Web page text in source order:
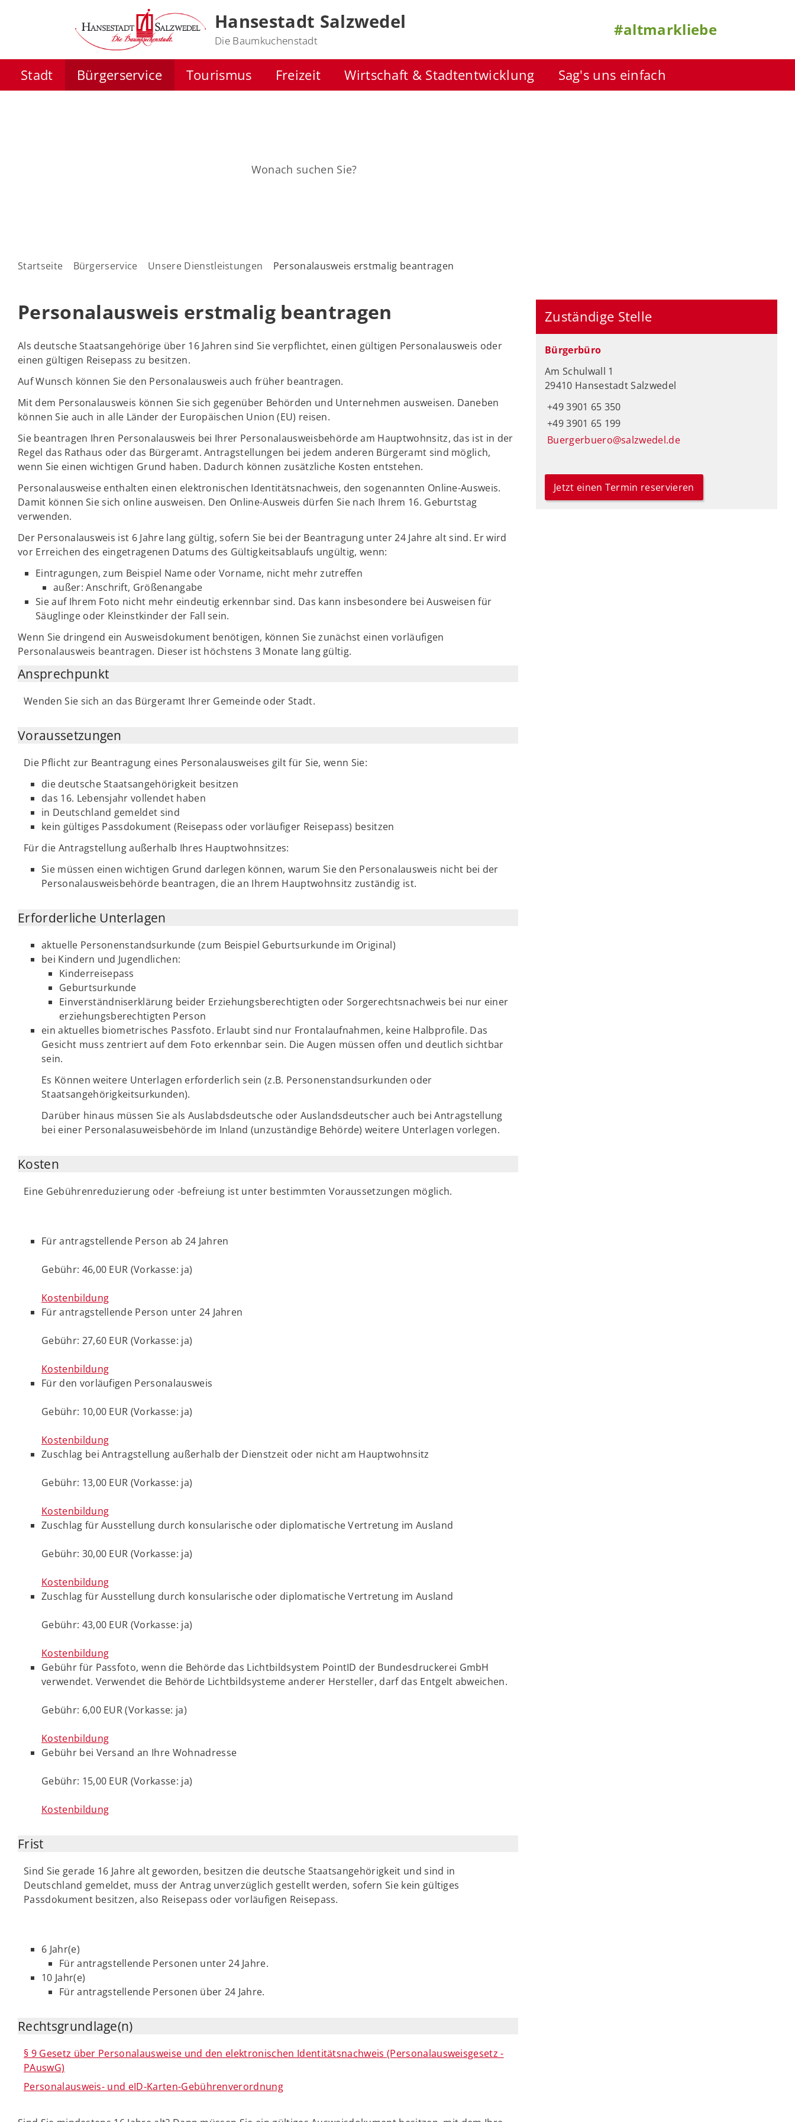
Hansestadt Salzwedel
Die Baumkuchenstadt
#altmarkliebe
Stadt Bürgerservice Tourismus Freizeit Wirtschaft & Stadtentwicklung Sag's uns einfach
Startseite Bürgerservice Unsere Dienstleistungen Personalausweis erstmalig beantragen
Personalausweis erstmalig beantragen
Als deutsche Staatsangehörige über 16 Jahren sind Sie verpflichtet, einen gültigen Personalausweis oder
einen gültigen Reisepass zu besitzen.
Auf Wunsch können Sie den Personalausweis auch früher beantragen.
Mit dem Personalausweis können Sie sich gegenüber Behörden und Unternehmen ausweisen. Daneben
können Sie auch in alle Länder der Europäischen Union (EU) reisen.
Sie beantragen Ihren Personalausweis bei Ihrer Personalausweisbehörde am Hauptwohnsitz, das ist in der
Regel das Rathaus oder das Bürgeramt. Antragstellungen bei jedem anderen Bürgeramt sind möglich,
wenn Sie einen wichtigen Grund haben. Dadurch können zusätzliche Kosten entstehen.
Personalausweise enthalten einen elektronischen Identitätsnachweis, den sogenannten Online-Ausweis.
Damit können Sie sich online ausweisen. Den Online-Ausweis dürfen Sie nach Ihrem 16. Geburtstag
verwenden.
Der Personalausweis ist 6 Jahre lang gültig, sofern Sie bei der Beantragung unter 24 Jahre alt sind. Er wird
vor Erreichen des eingetragenen Datums des Gültigkeitsablaufs ungültig, wenn:
Eintragungen, zum Beispiel Name oder Vorname, nicht mehr zutreffen
außer: Anschrift, Größenangabe
Sie auf Ihrem Foto nicht mehr eindeutig erkennbar sind. Das kann insbesondere bei Ausweisen für
Säuglinge oder Kleinstkinder der Fall sein.
Wenn Sie dringend ein Ausweisdokument benötigen, können Sie zunächst einen vorläufigen
Personalausweis beantragen. Dieser ist höchstens 3 Monate lang gültig.
Ansprechpunkt
Wenden Sie sich an das Bürgeramt Ihrer Gemeinde oder Stadt.
Voraussetzungen
Die Pflicht zur Beantragung eines Personalausweises gilt für Sie, wenn Sie:
die deutsche Staatsangehörigkeit besitzen
das 16. Lebensjahr vollendet haben
in Deutschland gemeldet sind
kein gültiges Passdokument (Reisepass oder vorläufiger Reisepass) besitzen
Für die Antragstellung außerhalb Ihres Hauptwohnsitzes:
Sie müssen einen wichtigen Grund darlegen können, warum Sie den Personalausweis nicht bei der
Personalausweisbehörde beantragen, die an Ihrem Hauptwohnsitz zuständig ist.
Erforderliche Unterlagen
aktuelle Personenstandsurkunde (zum Beispiel Geburtsurkunde im Original)
bei Kindern und Jugendlichen:
Kinderreisepass
Geburtsurkunde
Einverständniserklärung beider Erziehungsberechtigten oder Sorgerechtsnachweis bei nur einer
erziehungsberechtigten Person
ein aktuelles biometrisches Passfoto. Erlaubt sind nur Frontalaufnahmen, keine Halbprofile. Das
Gesicht muss zentriert auf dem Foto erkennbar sein. Die Augen müssen offen und deutlich sichtbar
sein.
Es Können weitere Unterlagen erforderlich sein (z.B. Personenstandsurkunden oder
Staatsangehörigkeitsurkunden).
Darüber hinaus müssen Sie als Auslabdsdeutsche oder Auslandsdeutscher auch bei Antragstellung
bei einer Personalasuweisbehörde im Inland (unzuständige Behörde) weitere Unterlagen vorlegen.
Kosten
Eine Gebührenreduzierung oder -befreiung ist unter bestimmten Voraussetzungen möglich.
Für antragstellende Person ab 24 Jahren
Gebühr: 46,00 EUR (Vorkasse: ja)
Kostenbildung
Für antragstellende Person unter 24 Jahren
Gebühr: 27,60 EUR (Vorkasse: ja)
Kostenbildung
Für den vorläufigen Personalausweis
Gebühr: 10,00 EUR (Vorkasse: ja)
Kostenbildung
Zuschlag bei Antragstellung außerhalb der Dienstzeit oder nicht am Hauptwohnsitz
Gebühr: 13,00 EUR (Vorkasse: ja)
Kostenbildung
Zuschlag für Ausstellung durch konsularische oder diplomatische Vertretung im Ausland
Gebühr: 30,00 EUR (Vorkasse: ja)
Kostenbildung
Zuschlag für Ausstellung durch konsularische oder diplomatische Vertretung im Ausland
Gebühr: 43,00 EUR (Vorkasse: ja)
Kostenbildung
Gebühr für Passfoto, wenn die Behörde das Lichtbildsystem PointID der Bundesdruckerei GmbH
verwendet. Verwendet die Behörde Lichtbildsysteme anderer Hersteller, darf das Entgelt abweichen.
Gebühr: 6,00 EUR (Vorkasse: ja)
Kostenbildung
Gebühr bei Versand an Ihre Wohnadresse
Gebühr: 15,00 EUR (Vorkasse: ja)
Kostenbildung
Frist
Sind Sie gerade 16 Jahre alt geworden, besitzen die deutsche Staatsangehörigkeit und sind in
Deutschland gemeldet, muss der Antrag unverzüglich gestellt werden, sofern Sie kein gültiges
Passdokument besitzen, also Reisepass oder vorläufigen Reisepass.
6 Jahr(e)
Für antragstellende Personen unter 24 Jahre.
10 Jahr(e)
Für antragstellende Personen über 24 Jahre.
Rechtsgrundlage(n)
§ 9 Gesetz über Personalausweise und den elektronischen Identitätsnachweis (Personalausweisgesetz -
PAuswG)
Personalausweis- und eID-Karten-Gebührenverordnung
Zuständige Stelle
Bürgerbüro
Am Schulwall 1
29410 Hansestadt Salzwedel
+49 3901 65 350
+49 3901 65 199
Buergerbuero@salzwedel.de
Jetzt einen Termin reservieren